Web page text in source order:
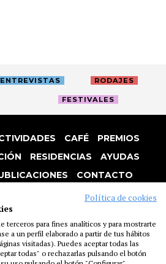
ENTREVISTAS RODAJES
FESTIVALES
CAFÉ
PREMIOS
RESIDENCIAS
AYUDAS
CONTACTO
COOKIES
Política de cookies
terceros para fines analíticos y para mostrarte
a un perfil elaborado a partir de tus hábitos
visitadas). Puedes aceptar todas las
todas" o rechazarlas pulsando el botón